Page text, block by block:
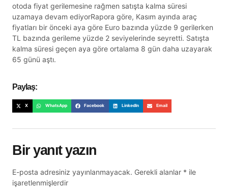
otoda fiyat gerilemesine rağmen satışta kalma süresi
uzamaya devam ediyorRapora göre, Kasım ayında araç
fiyatları bir önceki aya göre Euro bazında yüzde 9 gerilerken
TL bazında gerileme yüzde 2 seviyelerinde seyretti. Satışta
kalma süresi geçen aya göre ortalama 8 gün daha uzayarak
65 günü aştı.
Paylaş:
X WhatsApp Facebook LinkedIn Email
Bir yanıt yazın
E-posta adresiniz yayınlanmayacak. Gerekli alanlar * ile
işaretlenmişlerdir